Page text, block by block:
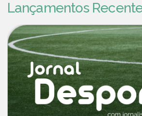
Lançamentos